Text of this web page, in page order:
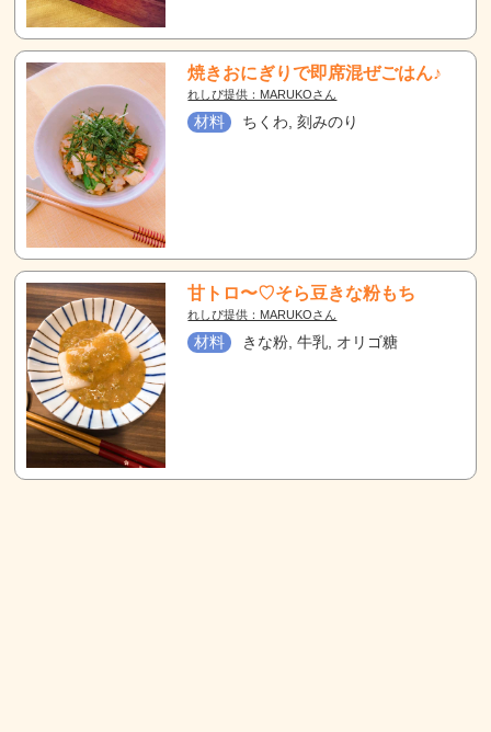
焼きおにぎりで即席混ぜごはん♪
れしぴ提供：MARUKOさん
材料 ちくわ, 刻みのり
甘トロ〜♡そら豆きな粉もち
れしぴ提供：MARUKOさん
材料 きな粉, 牛乳, オリゴ糖